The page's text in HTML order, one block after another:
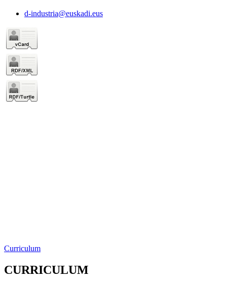
d-industria@euskadi.eus
Curriculum
CURRICULUM